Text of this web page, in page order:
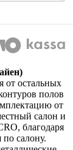
от остальных
полов
от
салон и
благодаря
салону.